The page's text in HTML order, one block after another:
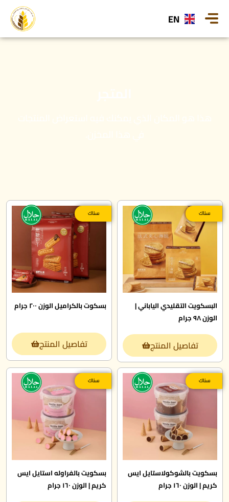
EN
سناك
البسكويت التقليدي الياباني |
الوزن ٩٨ جرام
تفاصيل المنتج
سناك
بسكوت بالكراميل الوزن ٢٠٠ جرام
تفاصيل المنتج
سناك
بسكويت بالشوكولاستايل ايس
كريم | الوزن ١٦٠ جرام
سناك
بسكويت بالفراوله استايل ايس
كريم | الوزن ١٦٠ جرام